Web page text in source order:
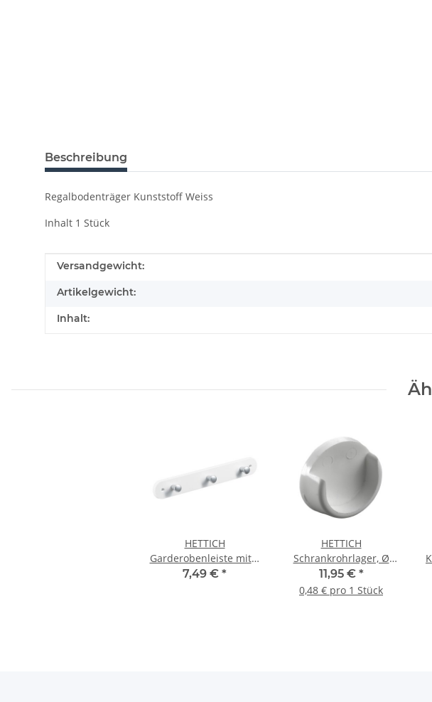
Beschreibung
Regalbodenträger Kunststoff Weiss
Inhalt 1 Stück
Produkteigenschaft
Wert
Versandgewicht:
Artikelgewicht:
Inhalt:
HETTICH
Garderobenleiste mit 3
Haken, 280 x 40 x 30
7,49 € *
HETTICH
Schrankrohrlager, Ø
25mm, 25 Stück
11,95 € *
0,48 € pro 1 Stück